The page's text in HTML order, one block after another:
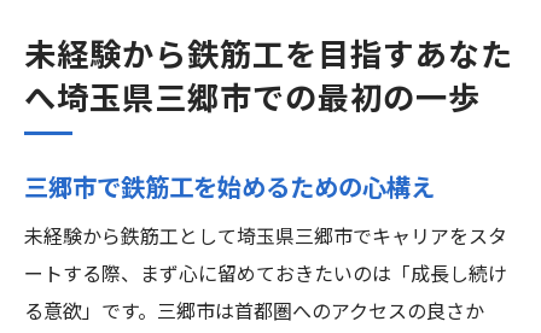
三郷市での鉄筋工職における求められるス
キル
埼玉県三郷市で鉄筋工を目指す理由
三郷市で鉄筋工デビュー未経験者向け研修プロ
グラムの魅力
新人向け研修プログラムの概要
未経験から鉄筋工を目指すあなた
へ埼玉県三郷市での最初の一歩
三郷市で鉄筋工を始めるための心構え
未経験から鉄筋工として埼玉県三郷市でキャリアをスタ
ートする際、まず心に留めておきたいのは「成長し続け
る意欲」です。三郷市は首都圏へのアクセスの良さか